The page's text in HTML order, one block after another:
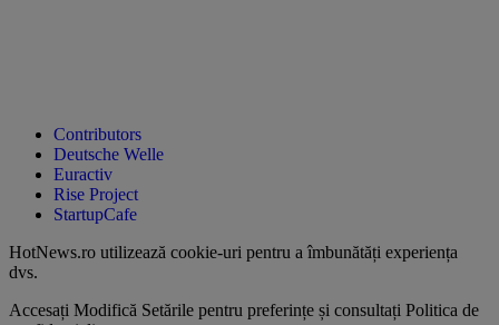
Contributors
Deutsche Welle
Euractiv
Rise Project
StartupCafe
HotNews.ro utilizează cookie-uri pentru a îmbunătăți experiența
dvs.
Accesați Modifică Setările pentru preferințe și consultați Politica de